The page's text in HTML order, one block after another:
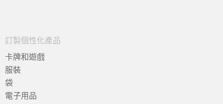
訂製個性化產品
卡牌和遊戲
服裝
袋
電子用品